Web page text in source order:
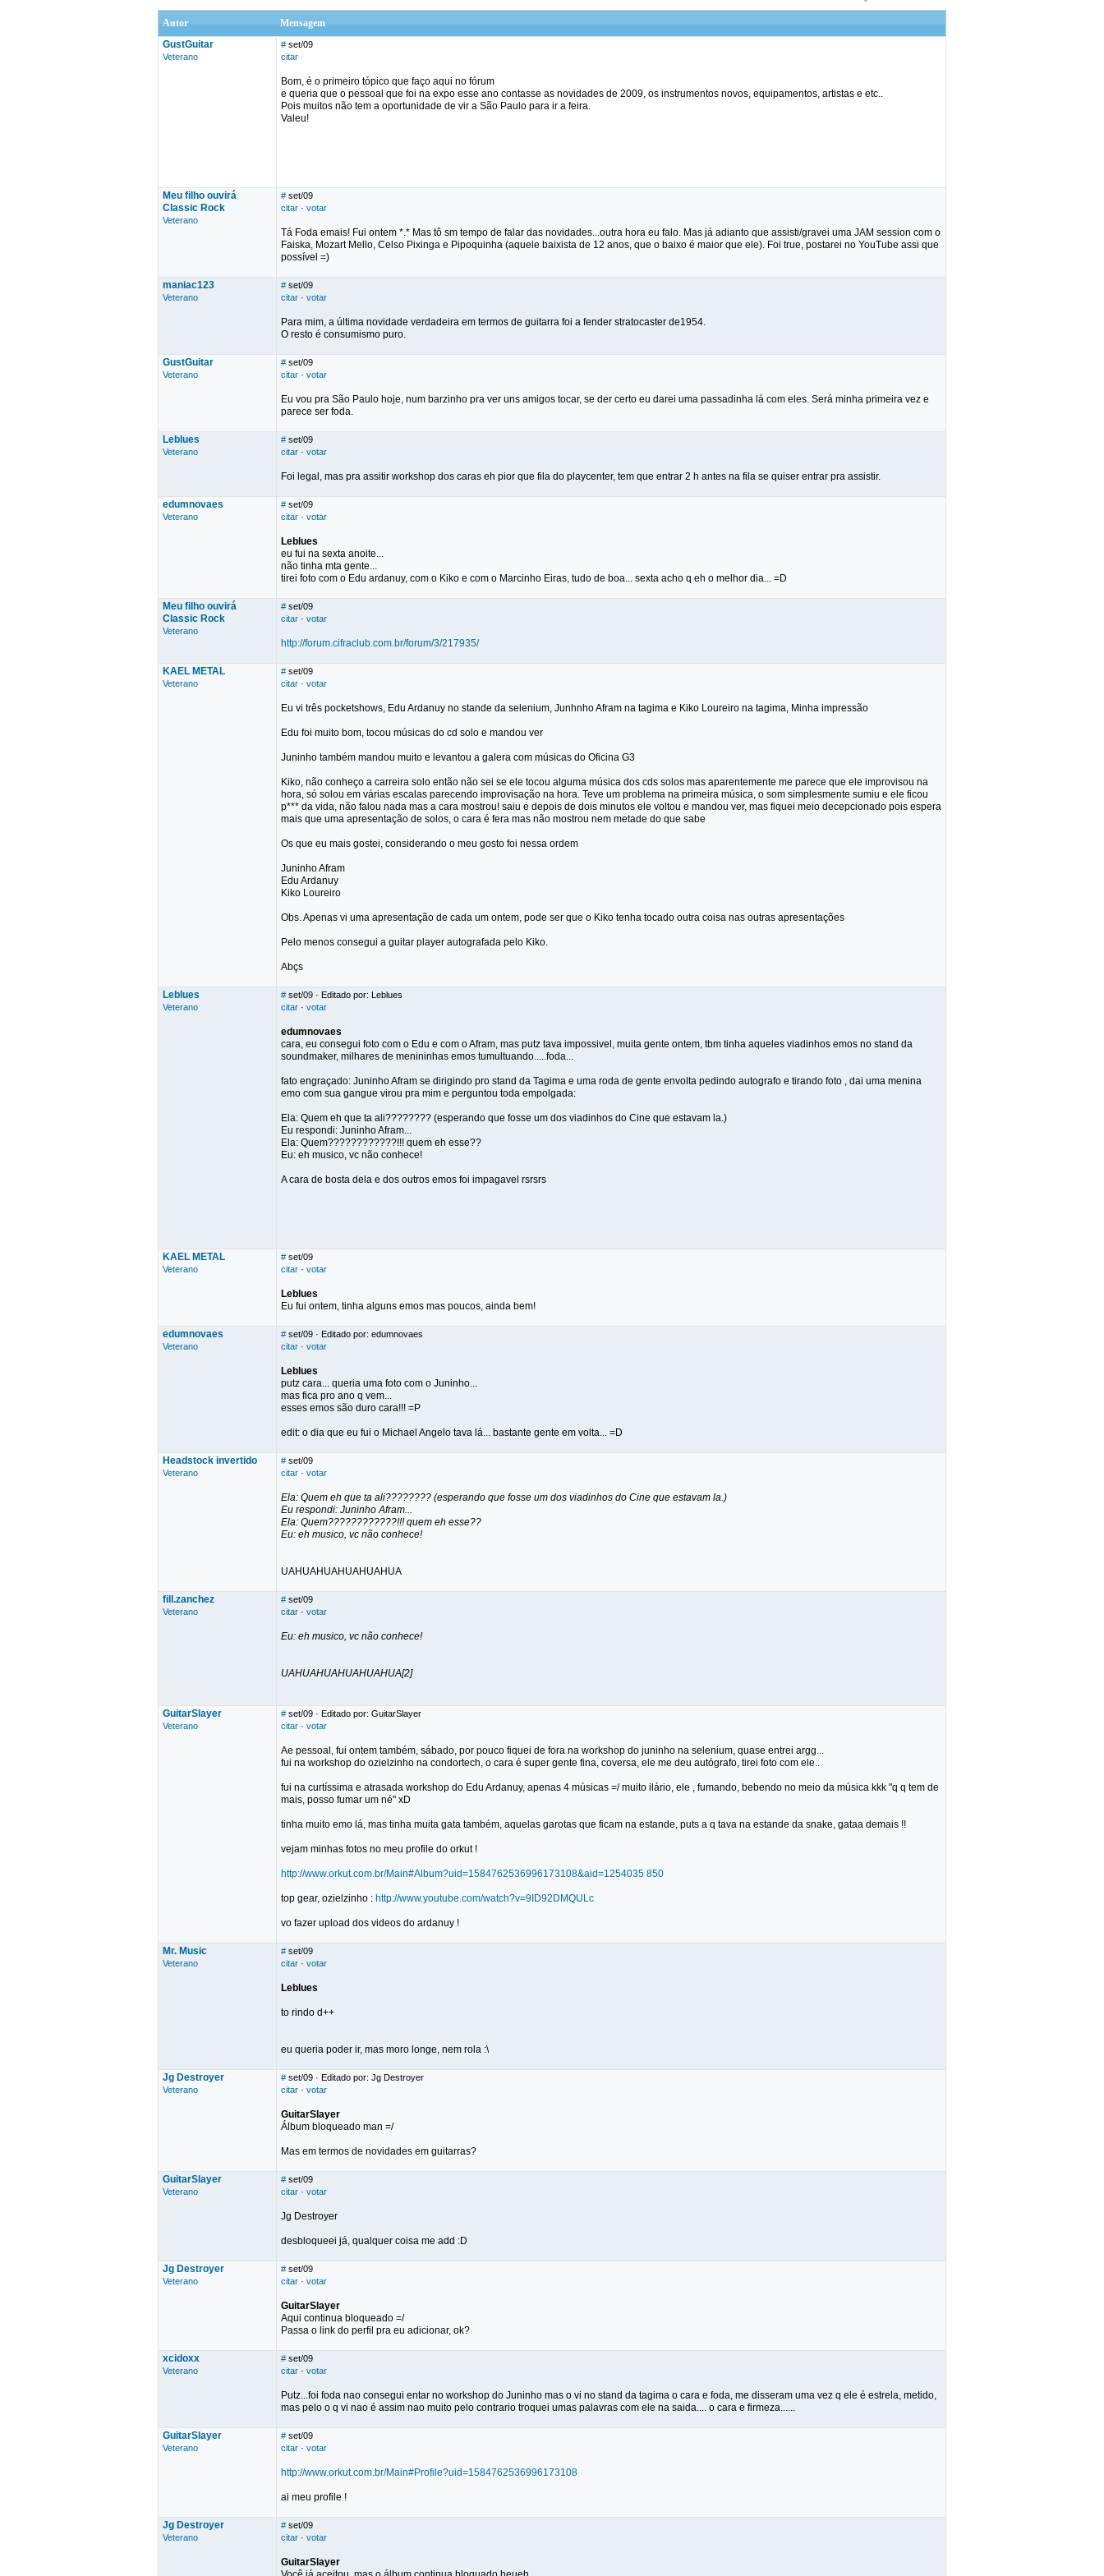
Autor
Mensagem
GustGuitar
Veterano
# set/09
citar
Bom, é o primeiro tópico que faço aqui no fórum
e queria que o pessoal que foi na expo esse ano contasse as novidades de 2009, os instrumentos novos, equipamentos, artistas e etc..
Pois muitos não tem a oportunidade de vir a São Paulo para ir a feira.
Valeu!
Meu filho ouvirá
Classic Rock
Veterano
# set/09
citar · votar
Tá Foda emais! Fui ontem *.* Mas tô sm tempo de falar das novidades...outra hora eu falo. Mas já adianto que assisti/gravei uma JAM session com o
Faiska, Mozart Mello, Celso Pixinga e Pipoquinha (aquele baixista de 12 anos, que o baixo é maior que ele). Foi true, postarei no YouTube assi que
possível =)
maniac123
Veterano
# set/09
citar · votar
Para mim, a última novidade verdadeira em termos de guitarra foi a fender stratocaster de1954.
O resto é consumismo puro.
GustGuitar
Veterano
# set/09
citar · votar
Eu vou pra São Paulo hoje, num barzinho pra ver uns amigos tocar, se der certo eu darei uma passadinha lá com eles. Será minha primeira vez e
parece ser foda.
Leblues
Veterano
# set/09
citar · votar
Foi legal, mas pra assitir workshop dos caras eh pior que fila do playcenter, tem que entrar 2 h antes na fila se quiser entrar pra assistir.
edumnovaes
Veterano
# set/09
citar · votar
Leblues
eu fui na sexta anoite...
não tinha mta gente...
tirei foto com o Edu ardanuy, com o Kiko e com o Marcinho Eiras, tudo de boa... sexta acho q eh o melhor dia... =D
Meu filho ouvirá
Classic Rock
Veterano
# set/09
citar · votar
http://forum.cifraclub.com.br/forum/3/217935/
KAEL METAL
Veterano
# set/09
citar · votar
Eu vi três pocketshows, Edu Ardanuy no stande da selenium, Junhnho Afram na tagima e Kiko Loureiro na tagima, Minha impressão
Edu foi muito bom, tocou músicas do cd solo e mandou ver
Juninho também mandou muito e levantou a galera com músicas do Oficina G3
Kiko, não conheço a carreira solo então não sei se ele tocou alguma música dos cds solos mas aparentemente me parece que ele improvisou na
hora, só solou em várias escalas parecendo improvisação na hora. Teve um problema na primeira música, o som simplesmente sumiu e ele ficou
p*** da vida, não falou nada mas a cara mostrou! saiu e depois de dois minutos ele voltou e mandou ver, mas fiquei meio decepcionado pois espera
mais que uma apresentação de solos, o cara é fera mas não mostrou nem metade do que sabe
Os que eu mais gostei, considerando o meu gosto foi nessa ordem
Juninho Afram
Edu Ardanuy
Kiko Loureiro
Obs. Apenas vi uma apresentação de cada um ontem, pode ser que o Kiko tenha tocado outra coisa nas outras apresentações
Pelo menos consegui a guitar player autografada pelo Kiko.
Abçs
Leblues
Veterano
# set/09 · Editado por: Leblues
citar · votar
edumnovaes
cara, eu consegui foto com o Edu e com o Afram, mas putz tava impossivel, muita gente ontem, tbm tinha aqueles viadinhos emos no stand da
soundmaker, milhares de menininhas emos tumultuando.....foda...
fato engraçado: Juninho Afram se dirigindo pro stand da Tagima e uma roda de gente envolta pedindo autografo e tirando foto , dai uma menina
emo com sua gangue virou pra mim e perguntou toda empolgada:
Ela: Quem eh que ta ali???????? (esperando que fosse um dos viadinhos do Cine que estavam la.)
Eu respondi: Juninho Afram...
Ela: Quem????????????!!! quem eh esse??
Eu: eh musico, vc não conhece!
A cara de bosta dela e dos outros emos foi impagavel rsrsrs
KAEL METAL
Veterano
# set/09
citar · votar
Leblues
Eu fui ontem, tinha alguns emos mas poucos, ainda bem!
edumnovaes
Veterano
# set/09 · Editado por: edumnovaes
citar · votar
Leblues
putz cara... queria uma foto com o Juninho...
mas fica pro ano q vem...
esses emos são duro cara!!! =P
edit: o dia que eu fui o Michael Angelo tava lá... bastante gente em volta... =D
Headstock invertido
Veterano
# set/09
citar · votar
Ela: Quem eh que ta ali???????? (esperando que fosse um dos viadinhos do Cine que estavam la.)
Eu respondi: Juninho Afram...
Ela: Quem????????????!!! quem eh esse??
Eu: eh musico, vc não conhece!
UAHUAHUAHUAHUAHUA
fill.zanchez
Veterano
# set/09
citar · votar
Eu: eh musico, vc não conhece!
UAHUAHUAHUAHUAHUA[2]
GuitarSlayer
Veterano
# set/09 · Editado por: GuitarSlayer
citar · votar
Ae pessoal, fui ontem também, sábado, por pouco fiquei de fora na workshop do juninho na selenium, quase entrei argg...
fui na workshop do ozielzinho na condortech, o cara é super gente fina, coversa, ele me deu autógrafo, tirei foto com ele..
fui na curtíssima e atrasada workshop do Edu Ardanuy, apenas 4 músicas =/ muito ilário, ele , fumando, bebendo no meio da música kkk "q q tem de
mais, posso fumar um né" xD
tinha muito emo lá, mas tinha muita gata também, aquelas garotas que ficam na estande, puts a q tava na estande da snake, gataa demais !!
vejam minhas fotos no meu profile do orkut !
http://www.orkut.com.br/Main#Album?uid=1584762536996173108&aid=1254035 850
top gear, ozielzinho : http://www.youtube.com/watch?v=9ID92DMQULc
vo fazer upload dos videos do ardanuy !
Mr. Music
Veterano
# set/09
citar · votar
Leblues
to rindo d++
eu queria poder ir, mas moro longe, nem rola :\
Jg Destroyer
Veterano
# set/09 · Editado por: Jg Destroyer
citar · votar
GuitarSlayer
Álbum bloqueado man =/
Mas em termos de novidades em guitarras?
GuitarSlayer
Veterano
# set/09
citar · votar
Jg Destroyer
desbloqueei já, qualquer coisa me add :D
Jg Destroyer
Veterano
# set/09
citar · votar
GuitarSlayer
Aqui continua bloqueado =/
Passa o link do perfil pra eu adicionar, ok?
xcidoxx
Veterano
# set/09
citar · votar
Putz...foi foda nao consegui entar no workshop do Juninho mas o vi no stand da tagima o cara e foda, me disseram uma vez q ele é estrela, metido,
mas pelo o q vi nao é assim nao muito pelo contrario troquei umas palavras com ele na saida.... o cara e firmeza......
GuitarSlayer
Veterano
# set/09
citar · votar
http://www.orkut.com.br/Main#Profile?uid=1584762536996173108
ai meu profile !
Jg Destroyer
Veterano
# set/09
citar · votar
GuitarSlayer